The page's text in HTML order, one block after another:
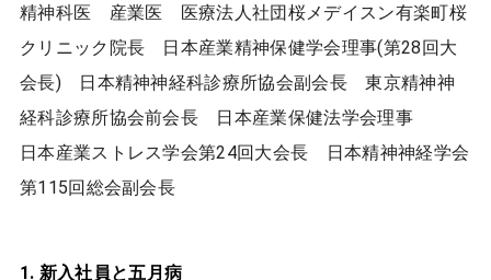
精神科医 産業医 医療法人社団桜メデイスン有楽町桜
クリニック院長 日本産業精神保健学会理事(第28回大
会長) 日本精神神経科診療所協会副会長 東京精神神
経科診療所協会前会長 日本産業保健法学会理事
日本産業ストレス学会第24回大会長 日本精神神経学会
第115回総会副会長
1. 新入社員と五月病